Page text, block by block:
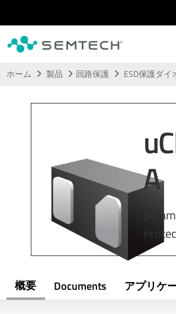
メインコンテンツにスキップ
ホーム 製品 回路保護 ESD保護ダイ
A
概要 Documents アプリケ